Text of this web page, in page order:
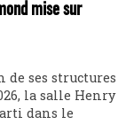
mise sur
de ses structures
la salle Henry
dans le